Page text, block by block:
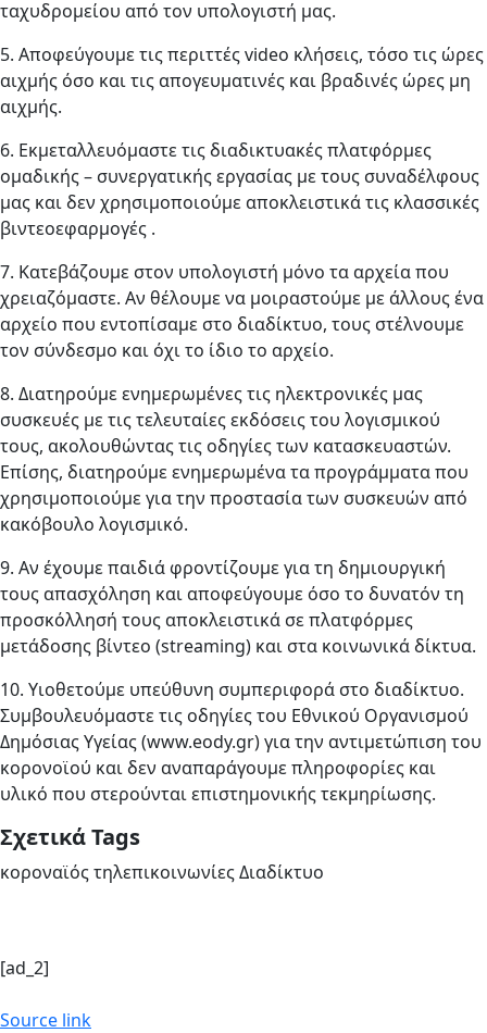
ταχυδρομείου από τον υπολογιστή μας.
5. Αποφεύγουμε τις περιττές video κλήσεις, τόσο τις ώρες
αιχμής όσο και τις απογευματινές και βραδινές ώρες μη
αιχμής.
6. Εκμεταλλευόμαστε τις διαδικτυακές πλατφόρμες
ομαδικής – συνεργατικής εργασίας με τους συναδέλφους
μας και δεν χρησιμοποιούμε αποκλειστικά τις κλασσικές
βιντεοεφαρμογές .
7. Κατεβάζουμε στον υπολογιστή μόνο τα αρχεία που
χρειαζόμαστε. Αν θέλουμε να μοιραστούμε με άλλους ένα
αρχείο που εντοπίσαμε στο διαδίκτυο, τους στέλνουμε
τον σύνδεσμο και όχι το ίδιο το αρχείο.
8. Διατηρούμε ενημερωμένες τις ηλεκτρονικές μας
συσκευές με τις τελευταίες εκδόσεις του λογισμικού
τους, ακολουθώντας τις οδηγίες των κατασκευαστών.
Επίσης, διατηρούμε ενημερωμένα τα προγράμματα που
χρησιμοποιούμε για την προστασία των συσκευών από
κακόβουλο λογισμικό.
9. Αν έχουμε παιδιά φροντίζουμε για τη δημιουργική
τους απασχόληση και αποφεύγουμε όσο το δυνατόν τη
προσκόλλησή τους αποκλειστικά σε πλατφόρμες
μετάδοσης βίντεο (streaming) και στα κοινωνικά δίκτυα.
10. Υιοθετούμε υπεύθυνη συμπεριφορά στο διαδίκτυο.
Συμβουλευόμαστε τις οδηγίες του Εθνικού Οργανισμού
Δημόσιας Υγείας (www.eody.gr) για την αντιμετώπιση του
κορονοϊού και δεν αναπαράγουμε πληροφορίες και
υλικό που στερούνται επιστημονικής τεκμηρίωσης.
Σχετικά Tags
κοροναϊός τηλεπικοινωνίες Διαδίκτυο
[ad_2]
Source link